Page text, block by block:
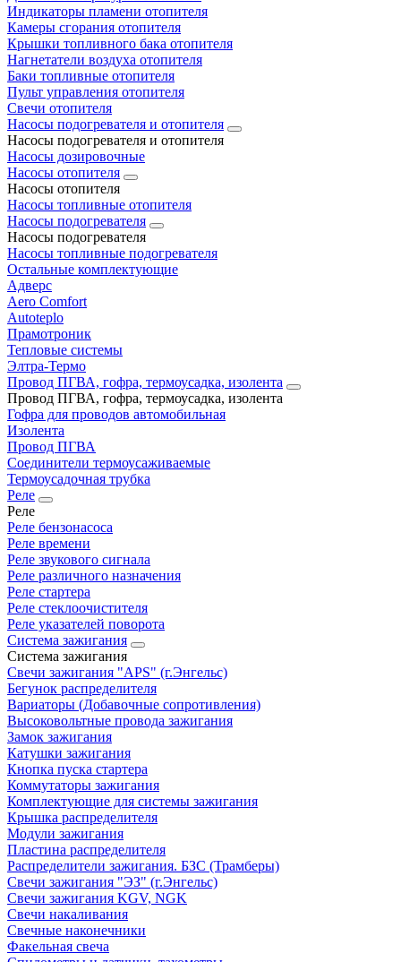
Индикаторы пламени отопителя
Камеры сгорания отопителя
Крышки топливного бака отопителя
Нагнетатели воздуха отопителя
Баки топливные отопителя
Пульт управления отопителя
Свечи отопителя
Насосы подогревателя и отопителя
Насосы подогревателя и отопителя
Насосы дозировочные
Насосы отопителя
Насосы отопителя
Насосы топливные отопителя
Насосы подогревателя
Насосы подогревателя
Насосы топливные подогревателя
Остальные комплектующие
Адверс
Aero Comfort
Autoteplo
Прамотроник
Тепловые системы
Элтра-Термо
Провод ПГВА, гофра, термоусадка, изолента
Провод ПГВА, гофра, термоусадка, изолента
Гофра для проводов автомобильная
Изолента
Провод ПГВА
Соединители термоусаживаемые
Термоусадочная трубка
Реле
Реле
Реле бензонасоса
Реле времени
Реле звукового сигнала
Реле различного назначения
Реле стартера
Реле стеклоочистителя
Реле указателей поворота
Система зажигания
Система зажигания
Свечи зажигания "APS" (г.Энгельс)
Бегунок распределителя
Вариаторы (Добавочные сопротивления)
Высоковольтные провода зажигания
Замок зажигания
Катушки зажигания
Кнопка пуска стартера
Коммутаторы зажигания
Комплектующие для системы зажигания
Крышка распределителя
Модули зажигания
Пластина распределителя
Распределители зажигания. БЗС (Трамберы)
Свечи зажигания "ЭЗ" (г.Энгельс)
Свечи зажигания KGV, NGK
Свечи накаливания
Свечные наконечники
Факельная свеча